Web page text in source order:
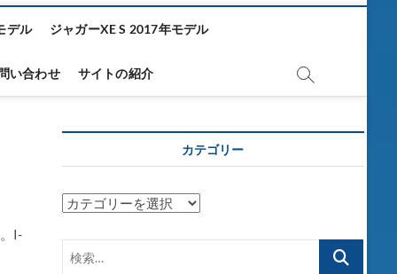
デル ジャガーXE S 2017年モデル
い合わせ サイトの紹介
I-
カテゴリー
カ
ゴ
リ
索…